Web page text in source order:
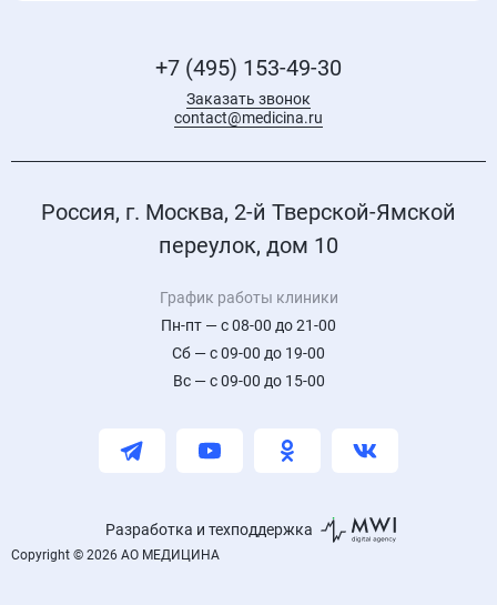
+7 (495) 153-49-30
Заказать звонок
contact@medicina.ru
Россия, г. Москва, 2-й Тверской-Ямской
переулок, дом 10
График работы клиники
Пн-пт — с 08-00 до 21-00
Сб — с 09-00 до 19-00
Вс — с 09-00 до 15-00
Разработка и техподдержка
Copyright © 2026 АО МЕДИЦИНА